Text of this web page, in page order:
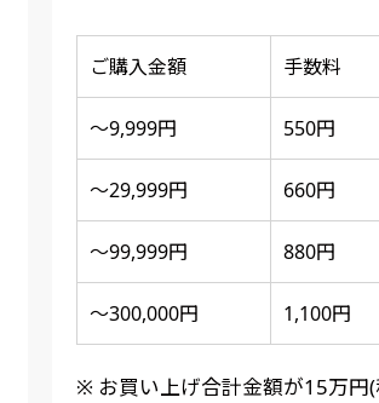
ご購入金額 手数料
～9,999円 550円
～29,999円 660円
～99,999円 880円
～300,000円 1,100円
※ お買い上げ合計金額が15万円